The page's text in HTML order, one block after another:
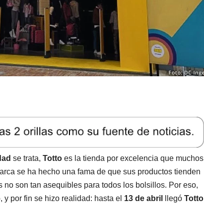
se trata, Totto es la tienda por excelencia que muchos
se ha hecho una fama de que sus productos tienden
no son tan asequibles para todos los bolsillos. Por eso,
, y por fin se hizo realidad: hasta el 13 de abril llegó Totto